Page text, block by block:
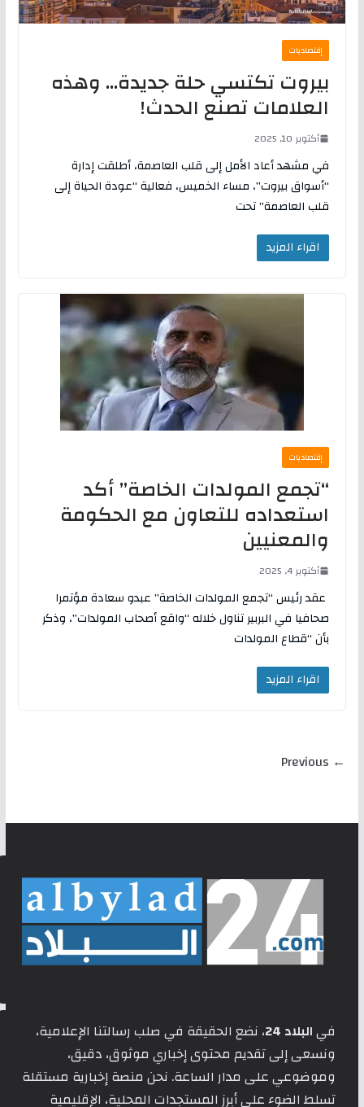
إقتصاديات
بيروت تكتسي حلة جديدة… وهذه
العلامات تصنع الحدث!
أكتوبر 10, 2025
في مشهد أعاد الأمل إلى قلب العاصمة، أطلقت إدارة
“أسواق بيروت”، مساء الخميس، فعالية “عودة الحياة إلى
قلب العاصمة” تحت
اقراء المزيد
إقتصاديات
“تجمع المولدات الخاصة” أكد
استعداده للتعاون مع الحكومة
والمعنيين
أكتوبر 4, 2025
عقد رئيس “تجمع المولدات الخاصة” عبدو سعادة مؤتمرا
صحافيا في البربير تناول خلاله “واقع أصحاب المولدات”، وذكر
بأن “قطاع المولدات
اقراء المزيد
← Previous
فيالبلاد 24
، نضع الحقيقة في صلب رسالتنا الإعلامية،
ونسعى إلى تقديم محتوى إخباري موثوق، دقيق،
وموضوعي على مدار الساعة. نحن منصة إخبارية مستقلة
تسلط الضوء على أبرز المستجدات المحلية، الإقليمية